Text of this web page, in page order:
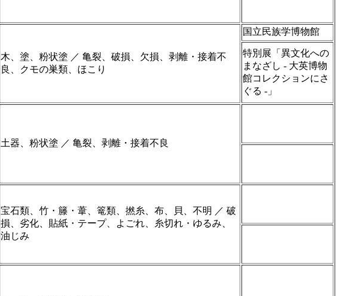
木、塗、粉状塗 ／ 亀裂、破損、欠損、剥離・接着不
良、クモの巣類、ほこり
国立民族学博物館
特別展「異文化への
まなざし ‐ 大英博物
館コレクションにさ
ぐる ‐」
土器、粉状塗 ／ 亀裂、剥離・接着不良
宝石類、竹・籐・葦、篭類、撚糸、布、貝、不明 ／ 破
損、劣化、貼紙・テープ、よごれ、糸切れ・ゆるみ、
油じみ